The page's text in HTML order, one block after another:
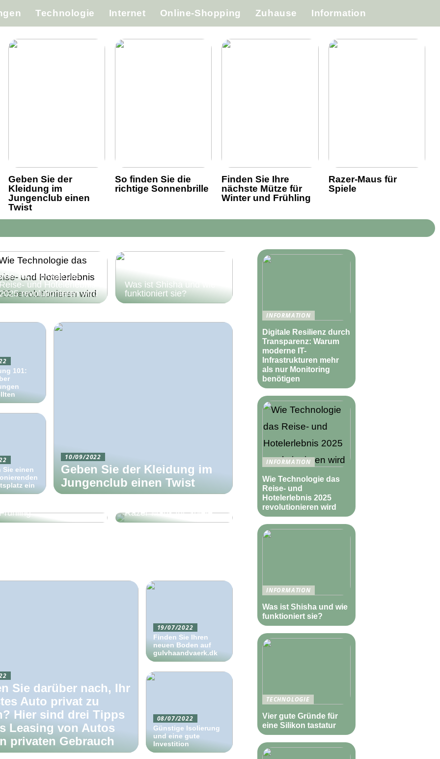
Technologie Internet Online-Shopping Zuhause Information
Geben Sie der
Kleidung im
Jungenclub einen
Twist
So finden Sie die
richtige Sonnenbrille
Finden Sie Ihre
nächste Mütze für
Winter und Frühling
Razer-Maus für
Spiele
Technologie das
Reise- und Hotelerlebnis
revolutionieren wird
Was ist Shisha und wie
funktioniert sie?
101:
Sie einen
ein
10/09/2022
Geben Sie der Kleidung im
Jungenclub einen Twist
Sie Ihre nächste
Razer-Maus für Spiele
Sie darüber nach, Ihr
Auto privat zu
Hier sind drei Tipps
Leasing von Autos
privaten Gebrauch
19/07/2022
Finden Sie Ihren
neuen Boden auf
gulvhaandvaerk.dk
08/07/2022
Günstige Isolierung
und eine gute
Investition
Eine Operation kann für
einen besseren
INFORMATION
Digitale Resilienz durch
Transparenz: Warum
moderne IT-
Infrastrukturen mehr
als nur Monitoring
benötigen
INFORMATION
Wie Technologie das
Reise- und
Hotelerlebnis 2025
revolutionieren wird
INFORMATION
Was ist Shisha und wie
funktioniert sie?
TECHNOLOGIE
Vier gute Gründe für
eine Silikon tastatur